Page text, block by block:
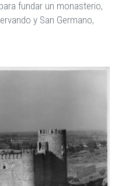
fundar un monasterio,
y San Germano,